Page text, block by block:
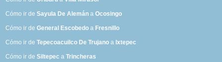
Cómo ir deSayula De Alemán aOcosingo
Cómo ir deGeneral Escobedo a Fresnillo
Cómo ir deTepecoacuilco De Trujano a Ixtepec
Cómo ir deSiltepec aTrincheras